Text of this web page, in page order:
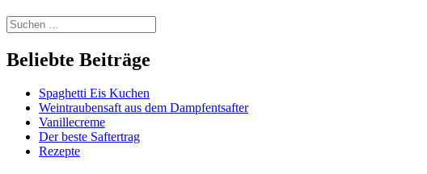
Beliebte Beiträge
Spaghetti Eis Kuchen
Weintraubensaft aus dem Dampfentsafter
Vanillecreme
Der beste Saftertrag
Rezepte